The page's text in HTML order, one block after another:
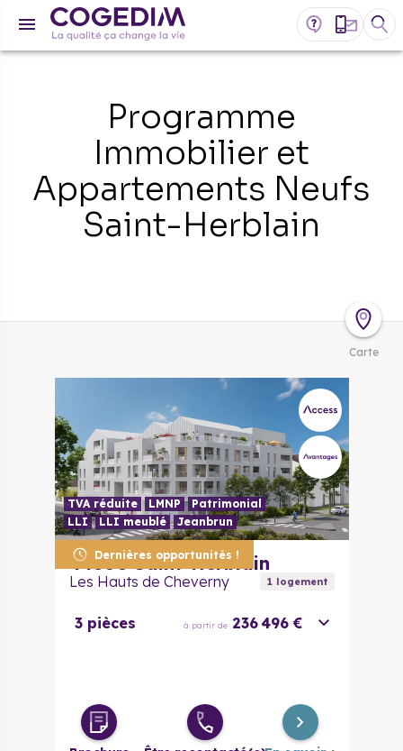
Programme
Immobilier et
Appartements Neufs
Saint-Herblain
Carte
Dernières opportunités !
TVA réduite LMNP
Patrimonial
LLI
LLI meublé Jeanbrun
44800 Saint-Herblain
Les Hauts de Cheverny 1logement
3 pièces à partir de 236 496 €